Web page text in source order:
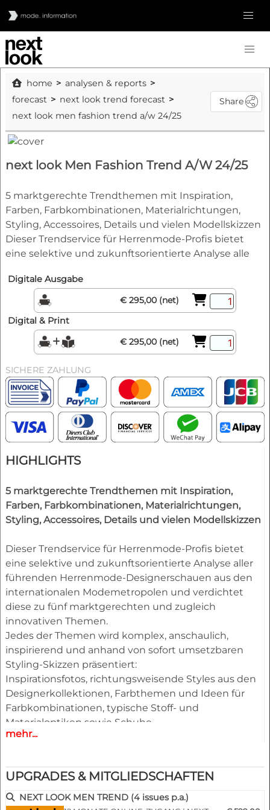
home
analysen & reports
forecast
next look trend forecast
next look men fashion trend a/w 24/25
Share
next look Men Fashion Trend A/W 24/25
5 marktgerechte Trendthemen mit Inspiration,
Farben, Farbkombinationen, Materialrichtungen,
Styling, Accessoires, Details und vielen Modellskizzen
Dieser Trendservice für Herrenmode-Profis bietet
eine selektive und zukunftsorientierte Analyse alle
Digitale Ausgabe
€ 295,00 (net)
Digital & Print
€ 295,00 (net)
SICHERE ZAHLUNG
HIGHLIGHTS
5 marktgerechte Trendthemen mit Inspiration,
Farben, Farbkombinationen, Materialrichtungen,
Styling, Accessoires, Details und vielen Modellskizzen
Dieser Trendservice für Herrenmode-Profis bietet
eine selektive und zukunftsorientierte Analyse aller
führenden Herrenmode-Designerschauen aus den
internationalen Modemetropolen und verdichtet
diese zu fünf marktgerechten und zugleich
innovativen Themen.
Jedes der Themen wird komplex, anschaulich,
inspirierend und anhand von sofort umsetzbaren
Styling-Skizzen präsentiert:
Inspirationsfotos, richtungsweisende Styles aus den
Designerkollektionen, Farbthemen und Ideen für
Farbkombinationen, typische Stoff- und
Materialoptiken sowie Schuhe.
Taschen, Gürtel und andere Accessoires, ergänzt
Designideen, Outfitfiguren und Entwürfen für
Mäntel, Jacken, Hosen, Shirts, Strick und Accessoires.
Alle Styles stehen als PDF und EPS editierbare
mehr...
UPGRADES & MITGLIEDSCHAFTEN
NEXT LOOK MEN TREND (4 issues p.a.)